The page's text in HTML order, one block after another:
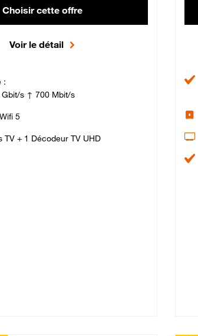
Choisir cette offre
Voir le détail
:
s ↑ 700 Mbit/s
5
TV + 1 Décodeur TV UHD